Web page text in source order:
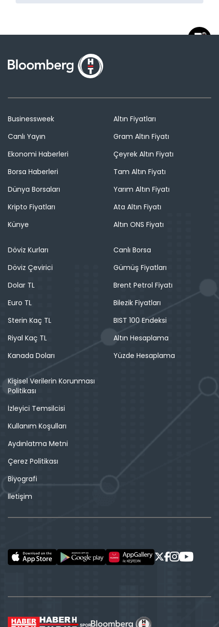
Businessweek
Canlı Yayın
Ekonomi Haberleri
Borsa Haberleri
Dünya Borsaları
Kripto Fiyatları
Künye
Altın Fiyatları
Gram Altın Fiyatı
Çeyrek Altın Fiyatı
Tam Altın Fiyatı
Yarım Altın Fiyatı
Ata Altın Fiyatı
Altın ONS Fiyatı
Döviz Kurları
Döviz Çevirici
Dolar TL
Euro TL
Sterin Kaç TL
Riyal Kaç TL
Kanada Doları
Canlı Borsa
Gümüş Fiyatları
Brent Petrol Fiyatı
Bilezik Fiyatları
BIST 100 Endeksi
Altın Hesaplama
Yüzde Hesaplama
Kişisel Verilerin Korunması
Politikası
İzleyici Temsilcisi
Kullanım Koşulları
Aydınlatma Metni
Çerez Politikası
Biyografi
İletişim